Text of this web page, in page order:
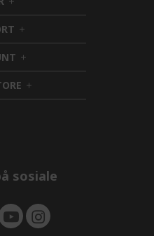
h
i
d
d
e
n
h
i
d
e
n
h
i
d
d
h
i
sosiale